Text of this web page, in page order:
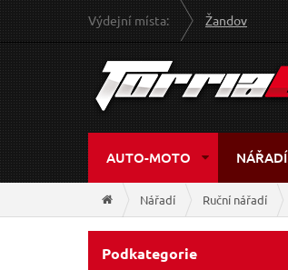
Výdejní místa: Žandov
AUTO-MOTO NÁŘADÍ
Nářadí Ruční nářadí
Podkategorie